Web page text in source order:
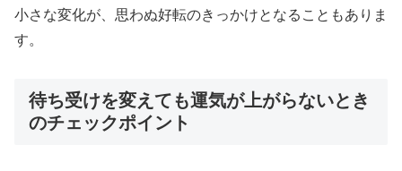
小さな変化が、思わぬ好転のきっかけとなることもありま
す。
待ち受けを変えても運気が上がらないとき
のチェックポイント